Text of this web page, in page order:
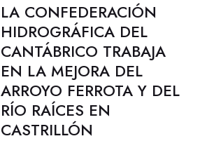
LA CONFEDERACIÓN
HIDROGRÁFICA DEL
CANTÁBRICO TRABAJA
EN LA MEJORA DEL
ARROYO FERROTA Y DEL
RÍO RAÍCES EN
CASTRILLÓN